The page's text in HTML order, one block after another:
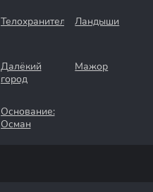
Телохранители Ландыши
Далёкий
город
Мажор
Основание:
Осман